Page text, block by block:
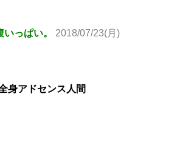
っぱい。
2018/07/23(月)
身アドセンス人間